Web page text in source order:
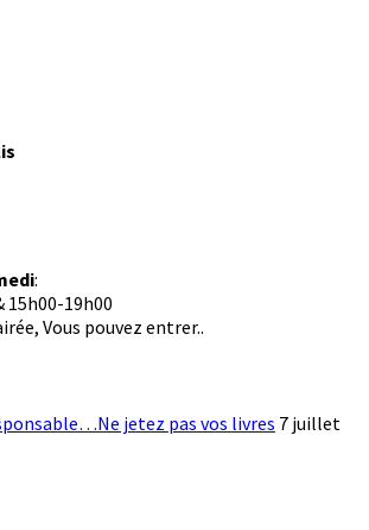
:
15h00-19h00
Vous pouvez entrer..
jetez pas vos livres 7 juillet